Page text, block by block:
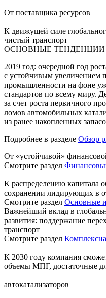
От поставщика ресурсов
К движущей силе
чистый транспорт
ОСНОВНЫЕ
2019 год: очередной год
с устойчивым увеличением
промышленности на фоне
стандартов по всему миру.
за счет роста первичного
ломов автомобильных
из ранее накопленных
Подробнее в разделе Обзор
От «устойчивой»
Смотрите раздел
К распределению капитала
сохранении лидирующих в
Смотрите раздел Основные
Важнейший вклад в
развития: поддержание
транспорт
Смотрите раздел
К 2030 году компания
объемы МПГ, достаточные
автокатализаторов